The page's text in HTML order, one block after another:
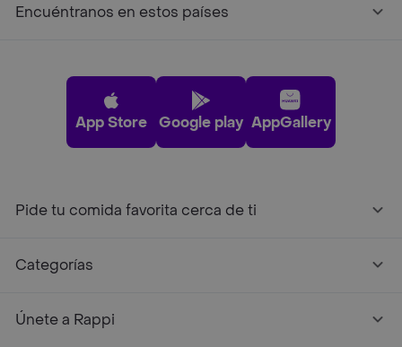
Encuéntranos en estos países
App Store Google play AppGallery
Pide tu comida favorita cerca de ti
Categorías
Únete a Rappi